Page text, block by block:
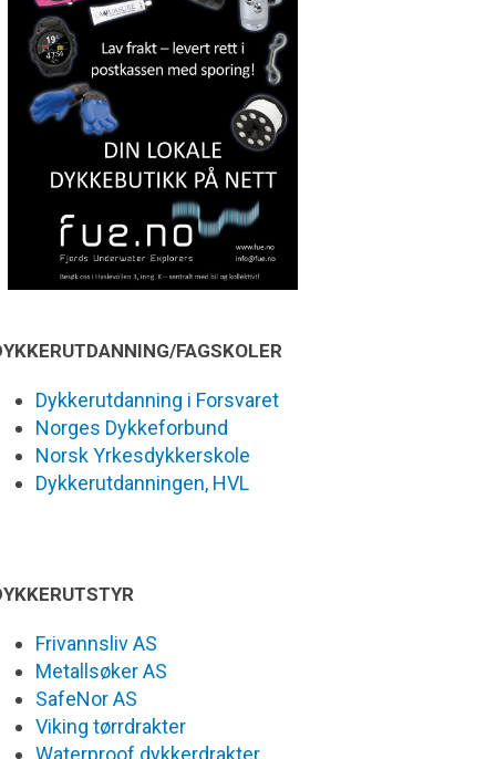
FAGSKOLER
Dykkerutdanning i Forsvaret
Norges Dykkeforbund
Norsk Yrkesdykkerskole
Dykkerutdanningen, HVL
Frivannsliv AS
Metallsøker AS
SafeNor AS
Viking tørrdrakter